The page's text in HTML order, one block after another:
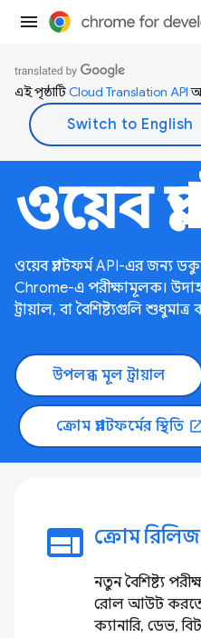
এই পৃষ্ঠাটিCloud Translation API
ওয়েব
ওয়েব প্ল্যাটফর্ম API-এর জন্য
Chrome-এ পরীক্ষামূলক।
ট্রায়াল, বা বৈশিষ্ট্যগুলি
উপলব্ধ মূল ট্রায়াল
ক্রোম প্ল্যাটফর্মের স্থিতি
web ক্রোম
নতুন বৈশিষ্ট্য
রোল আউট করতে
ক্যানারি, ডেভ,